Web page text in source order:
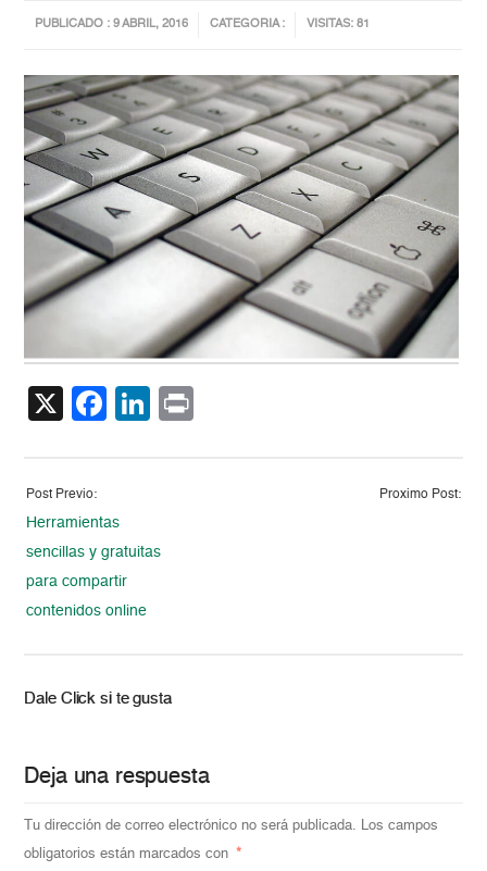
PUBLICADO : 9 ABRIL, 2016 CATEGORIA : VISITAS: 81
X Facebook
LinkedIn
Post Previo:
Herramientas
sencillas y gratuitas
para compartir
contenidos online
Proximo Post:
Dale Click si te gusta
Deja una respuesta
Tu dirección de correo electrónico no será publicada. Los campos
obligatorios están marcados con *